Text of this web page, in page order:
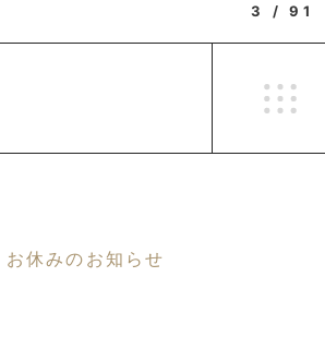
3 / 91
お休みのお知らせ